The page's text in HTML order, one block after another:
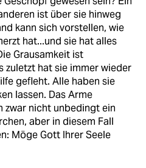
ist über sie hinweg
kann sich vorstellen, wie
hat...und sie hat alles
Grausamkeit ist
zuletzt hat sie immer wieder
gefleht. Alle haben sie
lassen. Das Arme
zwar nicht unbedingt ein
aber in diesem Fall
Möge Gott Ihrer Seele